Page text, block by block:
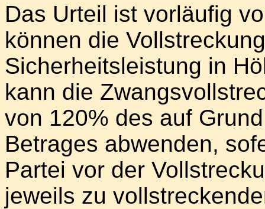
Das Urteil ist vorläufig
können die
Sicherheitsleistung in
kann die
von 120% des auf
Betrages abwenden,
Partei vor der
jeweils zu